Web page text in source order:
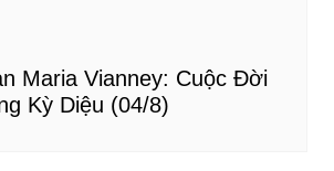
Maria Vianney: Cuộc Đời
Kỳ Diệu (04/8)